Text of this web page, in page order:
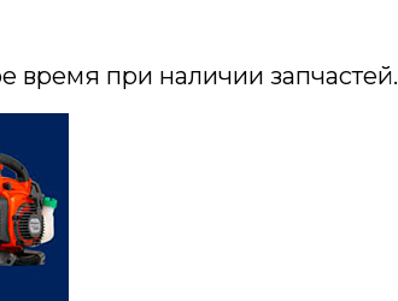
время при наличии запчастей.